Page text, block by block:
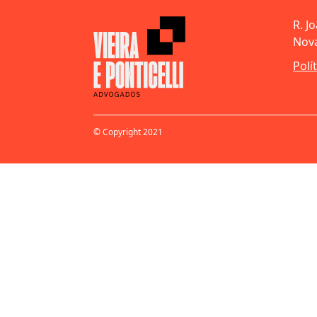
R.
© Copyright 2021